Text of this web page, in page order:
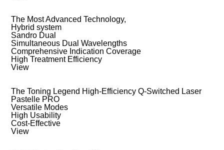
The Most Advanced Technology,
Hybrid system
Sandro Dual
Simultaneous Dual Wavelengths
Comprehensive Indication Coverage
High Treatment Efficiency
View
The Toning Legend High-Efficiency Q-Switched Laser
Pastelle PRO
Versatile Modes
High Usability
Cost-Effective
View